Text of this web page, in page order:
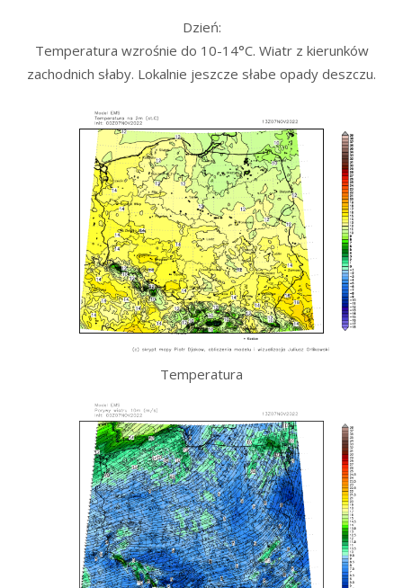
Dzień:
Temperatura wzrośnie do 10-14°C. Wiatr z kierunków
zachodnich słaby. Lokalnie jeszcze słabe opady deszczu.
Temperatura